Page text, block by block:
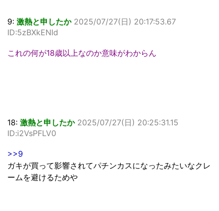
9: 激熱と申したか 2025/07/27(日) 20:17:53.67
ID:5zBXkENId
これの何が18歳以上なのか意味がわからん
18: 激熱と申したか 2025/07/27(日) 20:25:31.15
ID:i2VsPFLV0
>>9
ガキが買って影響されてパチンカスになったみたいなクレ
ームを避けるためや